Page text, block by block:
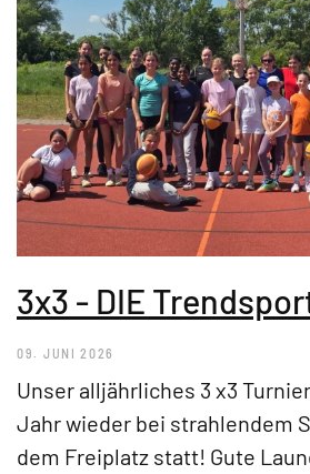
3x3 - DIE
09. JUNI 2026
Unser alljährliches 3 x3
Jahr wieder bei strahlendem
dem Freiplatz statt! Gute